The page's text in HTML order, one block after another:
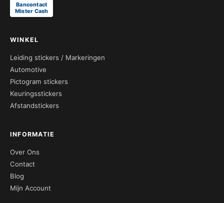
Bancontact
Mister Cash
WINKEL
Leiding stickers / Markeringen
Automotive
Pictogram stickers
Keuringsstickers
Afstandstickers
INFORMATIE
Over Ons
Contact
Blog
Mijn Account